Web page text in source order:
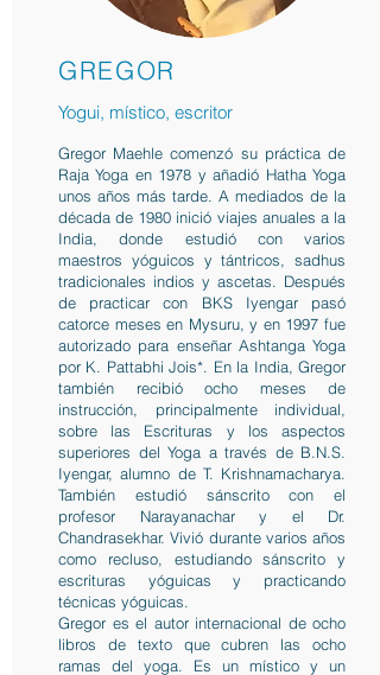
GREGOR
Yogui, místico, escritor
Gregor Maehle comenzó su práctica de
Raja Yoga en 1978 y añadió Hatha Yoga
unos años más tarde. A mediados de la
década de 1980 inició viajes anuales a la
India, donde estudió con varios
maestros yóguicos y tántricos, sadhus
tradicionales indios y ascetas. Después
de practicar con BKS Iyengar pasó
catorce meses en Mysuru, y en 1997 fue
autorizado para enseñar Ashtanga Yoga
por K. Pattabhi Jois*. En la India, Gregor
también recibió ocho meses de
instrucción, principalmente individual,
sobre las Escrituras y los aspectos
superiores del Yoga a través de B.N.S.
Iyengar, alumno de T. Krishnamacharya.
También estudió sánscrito con el
profesor Narayanachar y el Dr.
Chandrasekhar. Vivió durante varios años
como recluso, estudiando sánscrito y
escrituras yóguicas y practicando
técnicas yóguicas.
Gregor es el autor internacional de ocho
libros de texto que cubren las ocho
ramas del yoga. Es un místico y un